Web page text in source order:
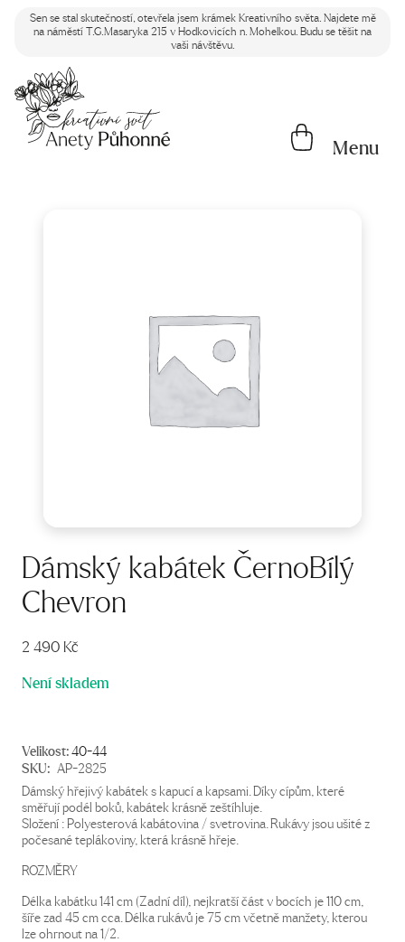
Sen se stal skutečností, otevřela jsem krámek Kreativního světa. Najdete mě
na náměstí T.G.Masaryka 215 v Hodkovicích n. Mohelkou. Budu se těšit na
vaši návštěvu.
Menu
Dámský kabátek ČernoBílý
Chevron
2 490 Kč
Není skladem
Velikost:40-44
SKU: AP-2825
Dámský hřejivý kabátek s kapucí a kapsami. Díky cípům, které
směřují podél boků, kabátek krásně zeštíhluje.
Složení : Polyesterová kabátovina / svetrovina. Rukávy jsou ušité z
počesané teplákoviny, která krásně hřeje.
ROZMĚRY
Délka kabátku 141 cm (Zadní díl), nejkratší část v bocích je 110 cm,
šíře zad 45 cm cca. Délka rukávů je 75 cm včetně manžety, kterou
lze ohrnout na 1/2.